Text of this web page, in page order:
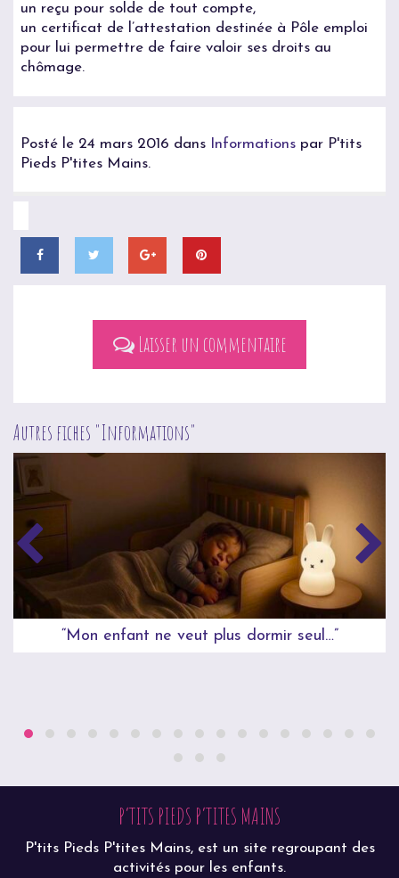
un reçu pour solde de tout compte,
un certificat de l’attestation destinée à Pôle emploi
pour lui permettre de faire valoir ses droits au
chômage.
Posté le 24 mars 2016 dans Informations par P'tits
Pieds P'tites Mains.
Laisser un commentaire
Autres fiches "Informations"
“Mon enfant ne veut plus dormir seul…”
P’TITS PIEDS P’TITES MAINS
P'tits Pieds P'tites Mains, est un site regroupant des
activités pour les enfants.